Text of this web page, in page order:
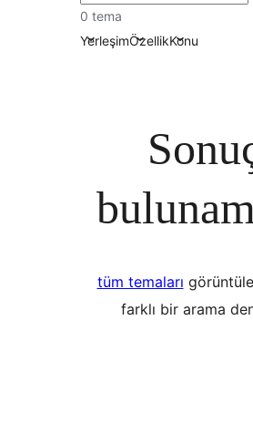
0 tema
YerleşimÖzellikKonu
tüm temaları
farklı bir arama